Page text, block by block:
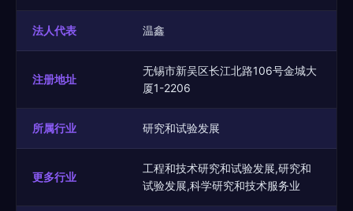
法人代表 温鑫
注册地址
无锡市新吴区长江北路106号金城大
厦1-2206
所属行业 研究和试验发展
更多行业
工程和技术研究和试验发展,研究和
试验发展,科学研究和技术服务业